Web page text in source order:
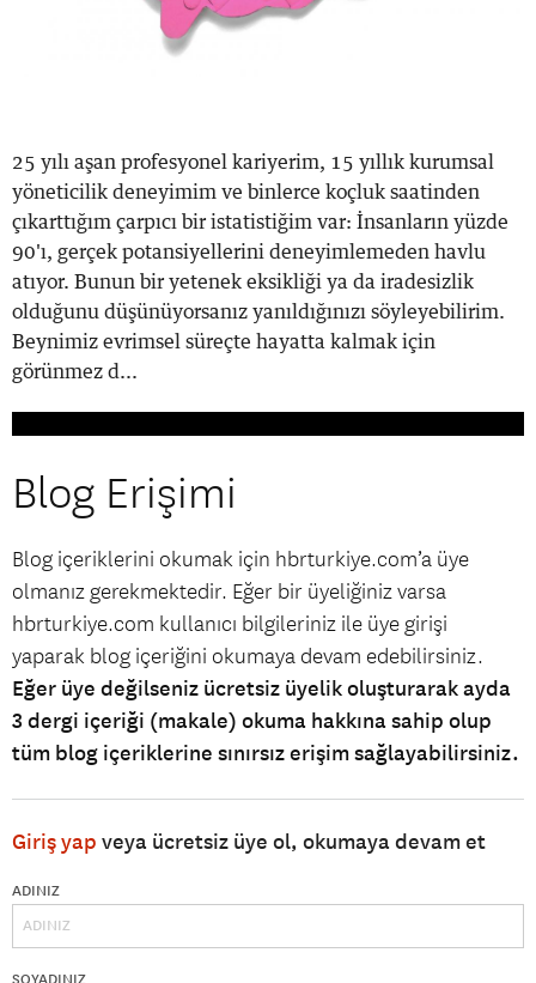
25 yılı aşan profesyonel kariyerim, 15 yıllık kurumsal
yöneticilik deneyimim ve binlerce koçluk saatinden
çıkarttığım çarpıcı bir istatistiğim var: İnsanların yüzde
90'ı, gerçek potansiyellerini deneyimlemeden havlu
atıyor. Bunun bir yetenek eksikliği ya da iradesizlik
olduğunu düşünüyorsanız yanıldığınızı söyleyebilirim.
Beynimiz evrimsel süreçte hayatta kalmak için
görünmez d...
Blog Erişimi
Blog içeriklerini okumak için hbrturkiye.com’a üye
olmanız gerekmektedir. Eğer bir üyeliğiniz varsa
hbrturkiye.com kullanıcı bilgileriniz ile üye girişi
yaparak blog içeriğini okumaya devam edebilirsiniz.
Eğer üye değilseniz ücretsiz üyelik oluşturarak ayda
3 dergi içeriği (makale) okuma hakkına sahip olup
tüm blog içeriklerine sınırsız erişim sağlayabilirsiniz.
Giriş yap veya ücretsiz üye ol, okumaya devam et
ADINIZ